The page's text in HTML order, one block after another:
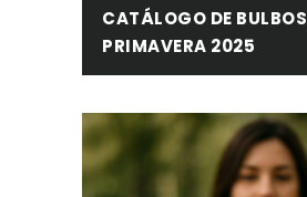
CATÁLOGO DE BULBOS
PRIMAVERA 2025